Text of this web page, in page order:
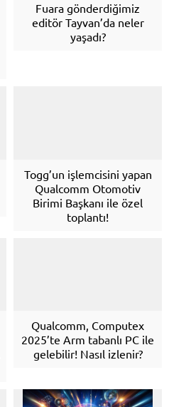
Fuara gönderdiğimiz
editör Tayvan’da neler
yaşadı?
Togg’un işlemcisini yapan
Qualcomm Otomotiv
Birimi Başkanı ile özel
toplantı!
Qualcomm, Computex
2025’te Arm tabanlı PC ile
gelebilir! Nasıl izlenir?